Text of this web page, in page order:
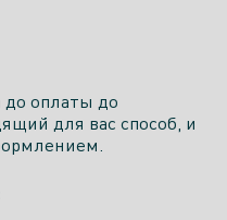
до оплаты до
для вас способ, и